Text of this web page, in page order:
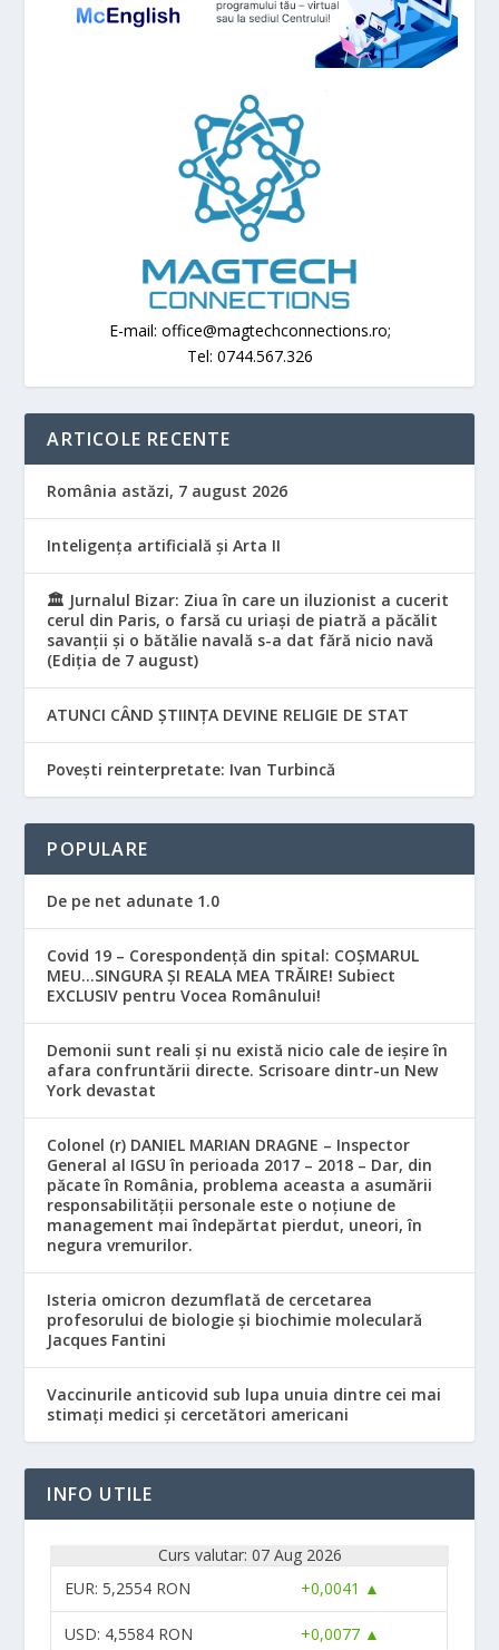
E-mail: office@magtechconnections.ro;
Tel: 0744.567.326
ARTICOLE RECENTE
România astăzi, 7 august 2026
Inteligența artificială și Arta II
🏛️ Jurnalul Bizar: Ziua în care un iluzionist a cucerit
cerul din Paris, o farsă cu uriași de piatră a păcălit
savanții și o bătălie navală s-a dat fără nicio navă
(Ediția de 7 august)
ATUNCI CÂND ȘTIINȚA DEVINE RELIGIE DE STAT
Povești reinterpretate: Ivan Turbincă
POPULARE
De pe net adunate 1.0
Covid 19 – Corespondență din spital: COȘMARUL
MEU…SINGURA ȘI REALA MEA TRĂIRE! Subiect
EXCLUSIV pentru Vocea Românului!
Demonii sunt reali și nu există nicio cale de ieșire în
afara confruntării directe. Scrisoare dintr-un New
York devastat
Colonel (r) DANIEL MARIAN DRAGNE – Inspector
General al IGSU în perioada 2017 – 2018 – Dar, din
păcate în România, problema aceasta a asumării
responsabilităţii personale este o noţiune de
management mai îndepărtat pierdut, uneori, în
negura vremurilor.
Isteria omicron dezumflată de cercetarea
profesorului de biologie și biochimie moleculară
Jacques Fantini
Vaccinurile anticovid sub lupa unuia dintre cei mai
stimați medici și cercetători americani
INFO UTILE
Curs valutar: 07 Aug 2026
EUR: 5,2554 RON +0,0041 ▲
USD: 4,5584 RON +0,0077 ▲